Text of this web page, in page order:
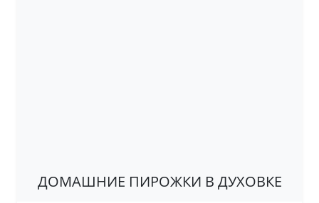
ДОМАШНИЕ ПИРОЖКИ В ДУХОВКЕ